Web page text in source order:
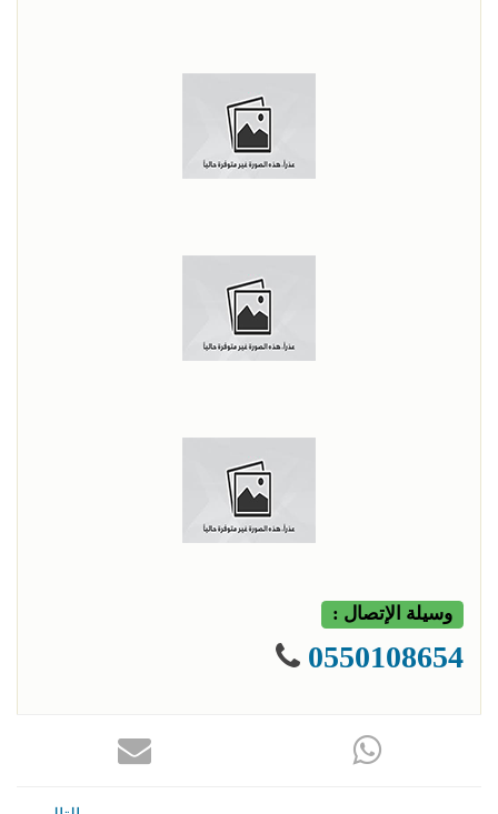
وسيلة الإتصال :
0550108654